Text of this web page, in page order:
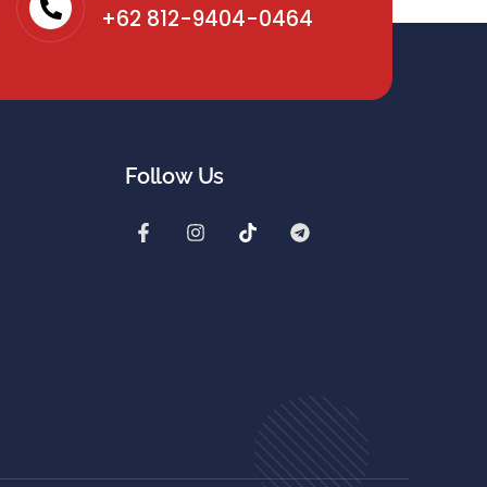
+62 812-9404-0464
Follow Us